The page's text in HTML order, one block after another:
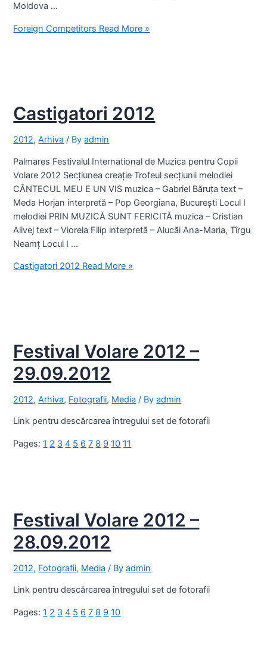
Moldova …
Foreign Competitors Read More »
Castigatori 2012
2012,Arhiva / Byadmin
Palmares Festivalul International de Muzica pentru Copii
Volare 2012 Secțiunea creație Trofeul secțiunii melodiei
CÂNTECUL MEU E UN VIS muzica – Gabriel Băruța text –
Meda Horjan interpretă – Pop Georgiana, București Locul I
melodiei PRIN MUZICĂ SUNT FERICITĂ muzica – Cristian
Alivej text – Viorela Filip interpretă – Alucăi Ana-Maria, Tîrgu
Neamț Locul I …
Castigatori 2012 Read More »
Festival Volare 2012 –
29.09.2012
2012,Arhiva, Fotografii, Media / Byadmin
Link pentru descărcarea întregului set de fotorafii
Pages:1 2 3 4 5 6 7 8 9 10 11
Festival Volare 2012 –
28.09.2012
2012, Fotografii, Media / Byadmin
Link pentru descărcarea întregului set de fotorafii
Pages:1 2 3 4 5 6 7 8 9 10